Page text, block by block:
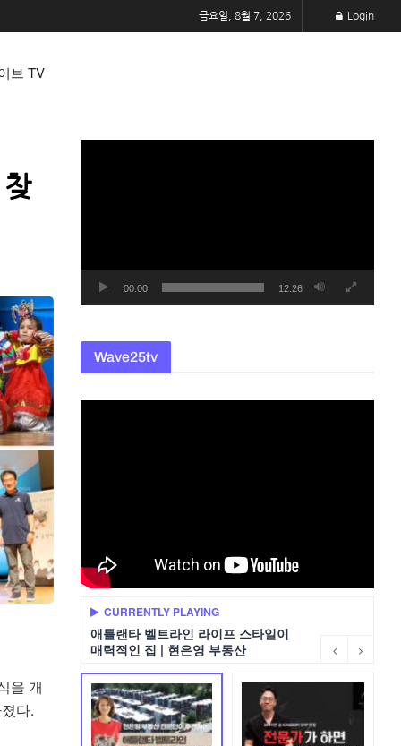
금요일, 8월 7, 2026 Login
브 TV
을 개
다.
00:00 12:26
Wave25tv
CURRENTLY PLAYING
애틀랜타 벨트라인 라이프 스타일이
매력적인 집 | 현은영 부동산